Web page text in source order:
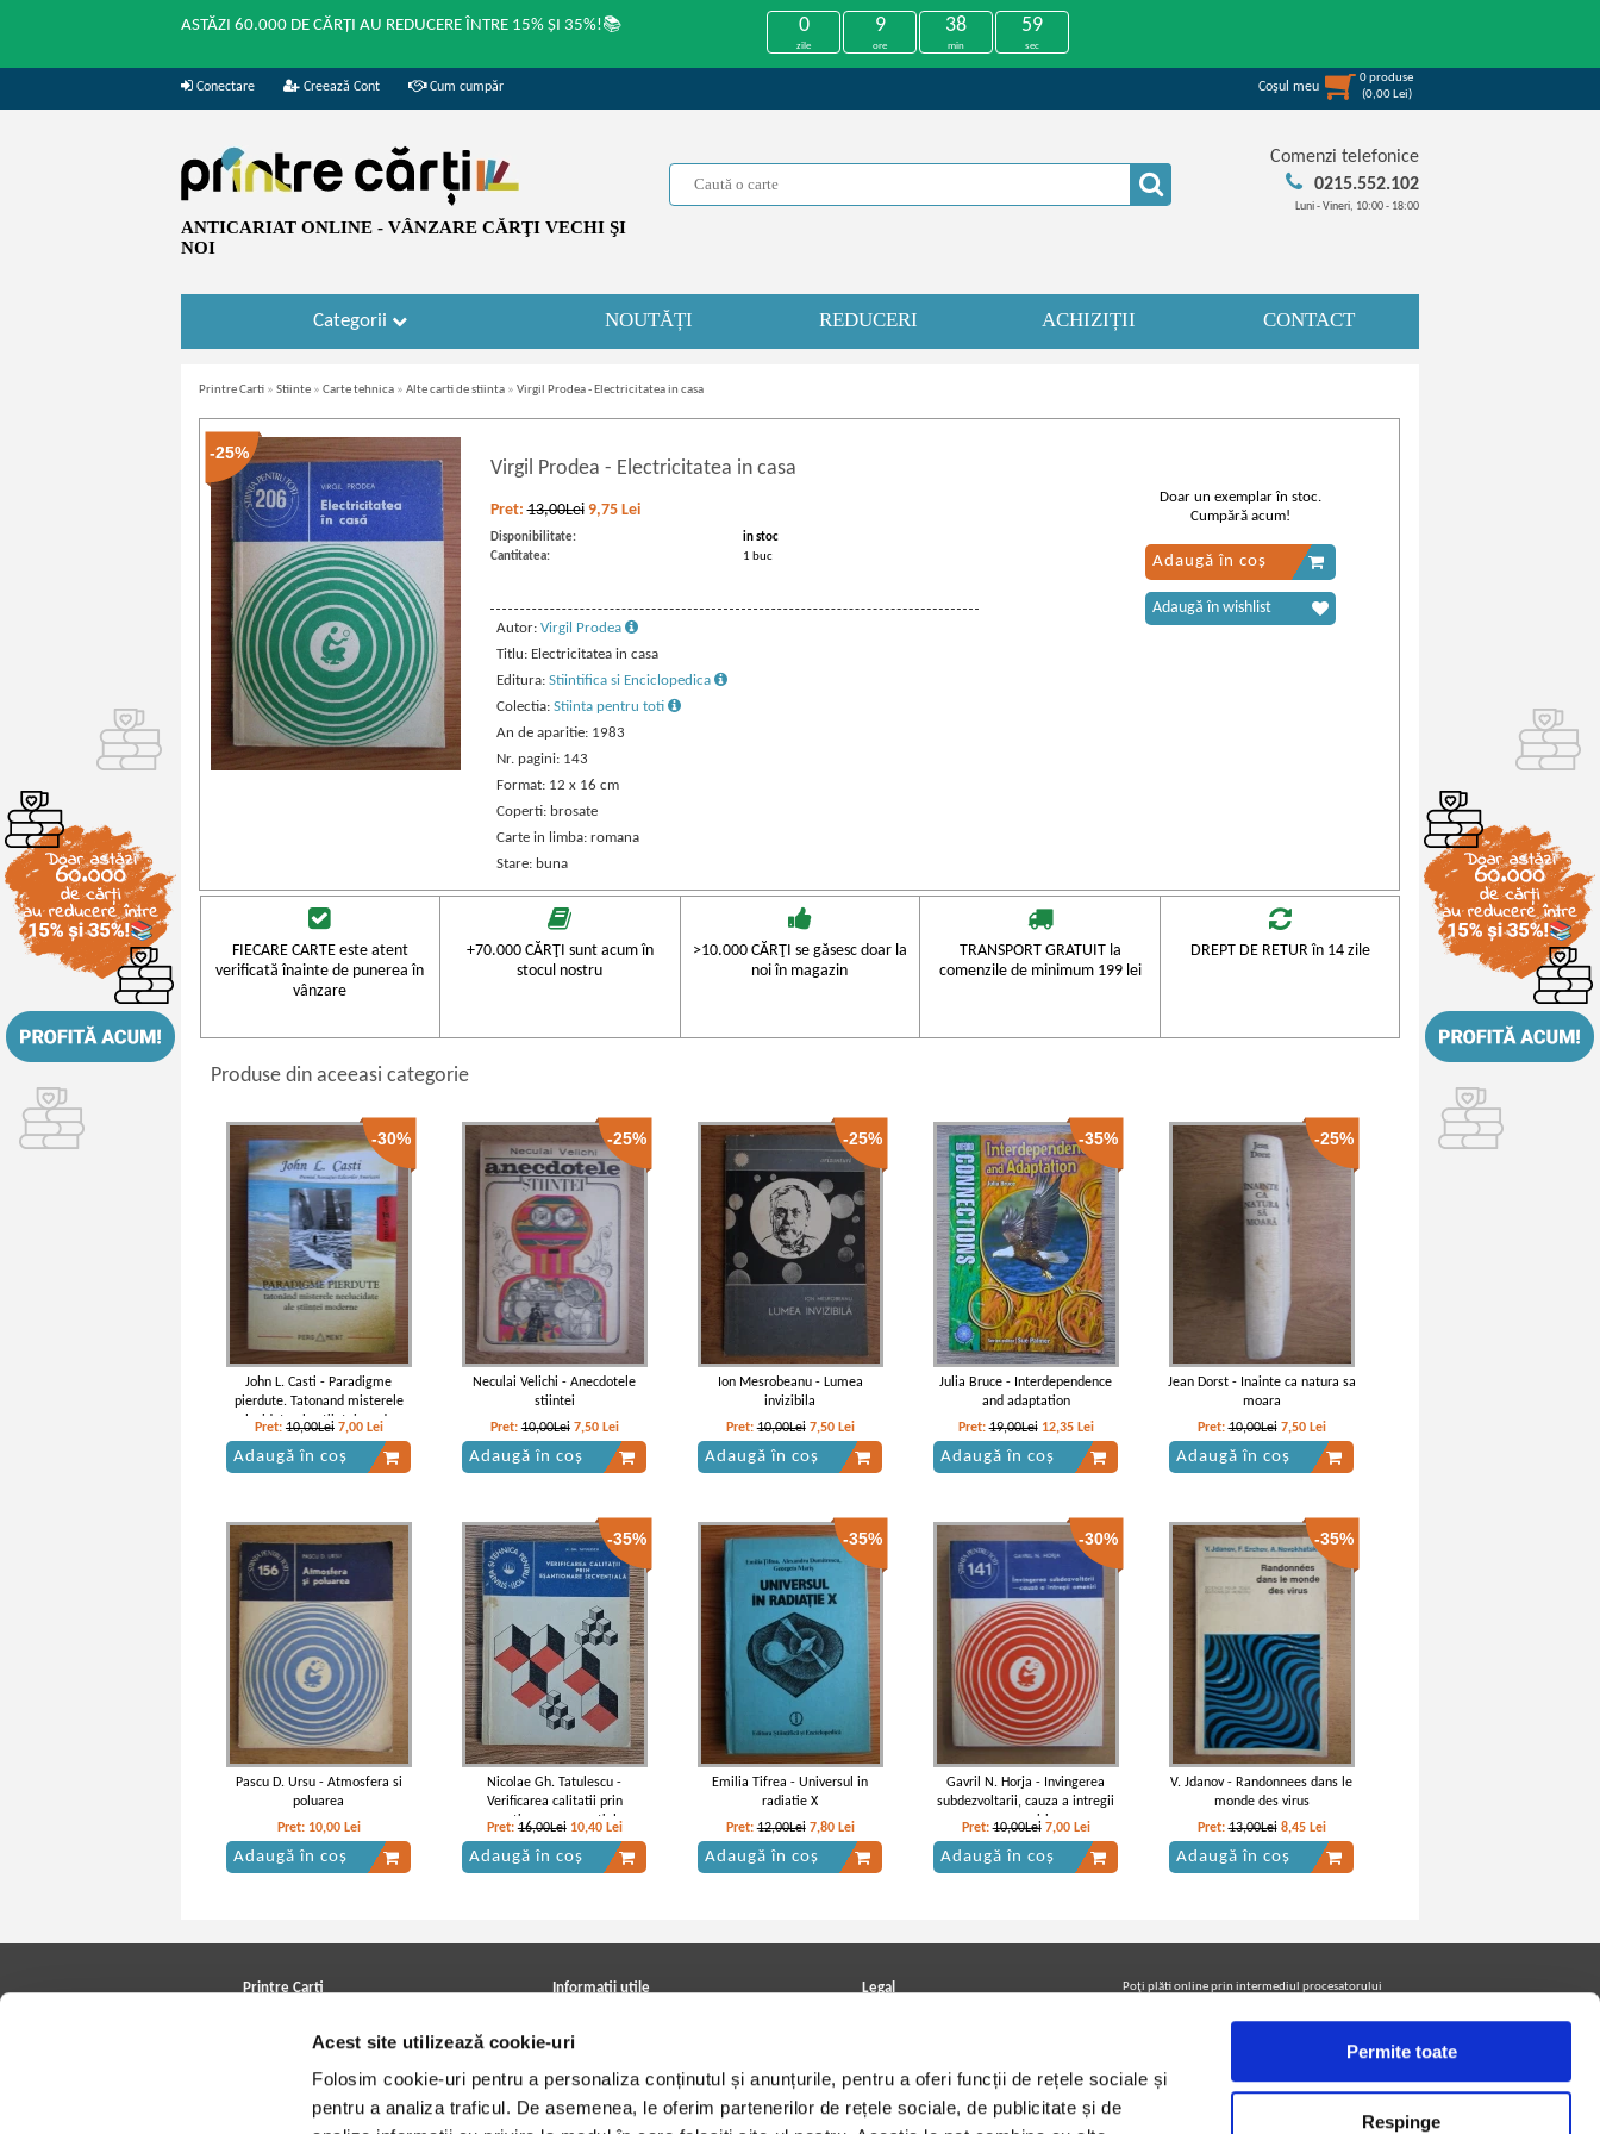
Acest site utilizează cookie-uri
Folosim cookie-uri pentru a personaliza conținutul și anunțurile, pentru a oferi funcții de rețele sociale și
pentru a analiza traficul. De asemenea, le oferim partenerilor de rețele sociale, de publicitate și de
Permite toate
Respinge
ASTĂZI 60.000 DE CĂRȚI AU REDUCERE ÎNTRE 15% ȘI 35%!📚 0
zile
9
ore
38
min
59
sec
Conectare Creează Cont Cum cumpăr Coşul meu
0produse
(0,00 Lei)
ANTICARIAT ONLINE - VÂNZARE CĂRŢI VECHI ŞI
NOI
Comenzi telefonice
0215.552.102
Luni - Vineri, 10:00 - 18:00
Categorii NOUTĂȚI REDUCERI ACHIZIȚII CONTACT
Printre Carti » Stiinte » Carte tehnica » Alte carti de stiinta » Virgil Prodea - Electricitatea in casa
-25%
Virgil Prodea - Electricitatea in casa
Pret:13,00Lei 9,75 Lei
Disponibilitate:
in stoc
Cantitatea:
1 buc
Autor: Virgil Prodea
Titlu: Electricitatea in casa
Editura: Stiintifica si Enciclopedica
Colectia: Stiinta pentru toti
An de aparitie: 1983
Nr. pagini: 143
Format: 12 x 16 cm
Coperti: brosate
Carte in limba: romana
Stare: buna
Doar un exemplar în stoc.
Cumpără acum!
Adaugă în coș
Adaugă în wishlist
FIECARE CARTE este atent
verificată înainte de punerea în
vânzare
+70.000 CĂRŢI sunt acum în
stocul nostru
>10.000 CĂRŢI se găsesc doar la
noi în magazin
TRANSPORT GRATUIT la
comenzile de minimum 199 lei
DREPT DE RETUR în 14 zile
Produse din aceeasi categorie
-30%
John L. Casti - Paradigme
pierdute. Tatonand misterele
neelucidate ale stiintei moderne
Pret: 10,00Lei 7,00 Lei
Adaugă în coș
-25%
Neculai Velichi - Anecdotele
stiintei
Pret:10,00Lei 7,50 Lei
Adaugă în coș
-25%
Ion Mesrobeanu - Lumea
invizibila
Pret:10,00Lei 7,50 Lei
Adaugă în coș
-35%
Julia Bruce - Interdependence
and adaptation
Pret:19,00Lei 12,35 Lei
Adaugă în coș
-25%
Jean Dorst - Inainte ca natura sa
moara
Pret:10,00Lei 7,50 Lei
Adaugă în coș
Pascu D. Ursu - Atmosfera si
poluarea
Pret: 10,00 Lei
Adaugă în coș
-35%
Nicolae Gh. Tatulescu -
Verificarea calitatii prin
esantionare secventiala
Pret:16,00Lei 10,40 Lei
Adaugă în coș
-35%
Emilia Tifrea - Universul in
radiatie X
Pret:12,00Lei 7,80 Lei
Adaugă în coș
-30%
Gavril N. Horja - Invingerea
subdezvoltarii, cauza a intregii
omeniri
Pret:10,00Lei 7,00 Lei
Adaugă în coș
-35%
V. Jdanov - Randonnees dans le
monde des virus
Pret:13,00Lei 8,45 Lei
Adaugă în coș
Printre Carti
Cele mai căutate cărți
Informatii utile
Achizitii viniluri, casete, CD/DVD
Cum cumpar?
Politica de livrare
Retur comenzi
Legal
Termeni si conditii
Utilizare cookie-uri
Poţi plăti online prin intermediul procesatorului
Urmăreşte-ne pe facebook pentru a fi la curent cu